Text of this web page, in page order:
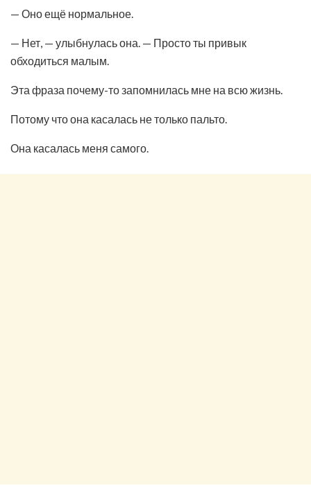
— Оно ещё нормальное.
— Нет, — улыбнулась она. — Просто ты привык
обходиться малым.
Эта фраза почему-то запомнилась мне на всю жизнь.
Потому что она касалась не только пальто.
Она касалась меня самого.